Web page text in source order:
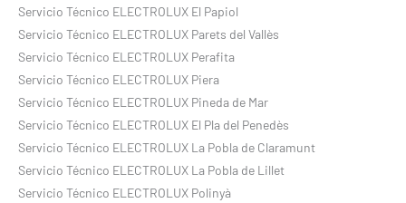
Servicio Técnico ELECTROLUX El Papiol
Servicio Técnico ELECTROLUX Parets del Vallès
Servicio Técnico ELECTROLUX Perafita
Servicio Técnico ELECTROLUX Piera
Servicio Técnico ELECTROLUX Pineda de Mar
Servicio Técnico ELECTROLUX El Pla del Penedès
Servicio Técnico ELECTROLUX La Pobla de Claramunt
Servicio Técnico ELECTROLUX La Pobla de Lillet
Servicio Técnico ELECTROLUX Polinyà